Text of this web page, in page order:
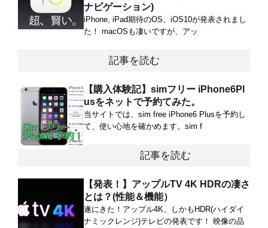
ナビゲーション)
iPhone, iPad期待のOS、iOS10が発表されまし
た！ macOSも凄いですが、アッ
記事を読む
【購入体験記】simフリー iPhone6Pl
usをネットで予約てみた。
当サイトでは、sim free iPhone6 Plusを予約し
て、使い心地を確かめます。sim f
記事を読む
【発表！】アップルTV 4K HDRの凄さ
とは？(性能＆機能）
遂にきた！アップル4K、しかもHDR(ハイダイ
ナミックレンジ)テレビの発表です！ 映像の品